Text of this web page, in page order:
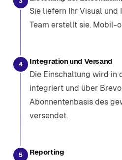
Sie liefern Ihr Visual und
Team erstellt sie. Mobil-
4 Integration und Versand
Die Einschaltung wird in
integriert und über
Abonnentenbasis des
versendet.
5 Reporting